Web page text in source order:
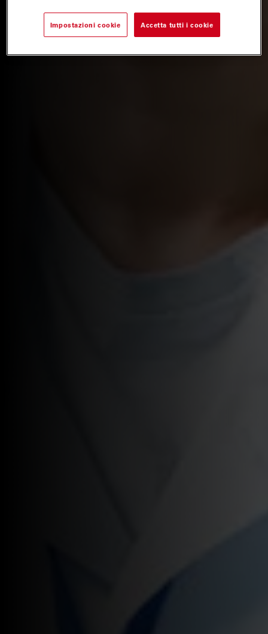
Impostazioni cookie Accetta tutti i cookie